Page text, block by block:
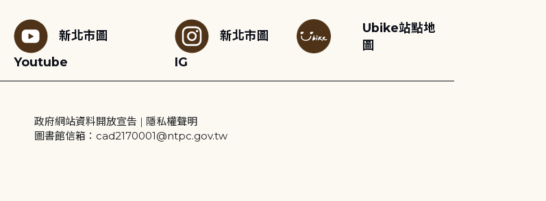
新北市圖
Youtube
新北市圖
IG
Ubike站點地
圖
政府網站資料開放宣告 | 隱私權聲明
圖書館信箱：cad2170001@ntpc.gov.tw